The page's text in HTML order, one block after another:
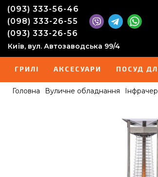
(093) 333-56-46
(098) 333-26-55
(093) 333-26-56
Київ, вул. Автозаводська 99/4
ГРИЛІ АКСЕСУАРИ ПОСУД
Головна Вуличне обладнання